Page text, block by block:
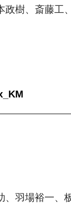
政樹、斎藤工
、羽場裕一、